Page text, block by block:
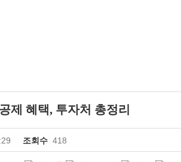
제 혜택, 투자처 총정리
조회수 418